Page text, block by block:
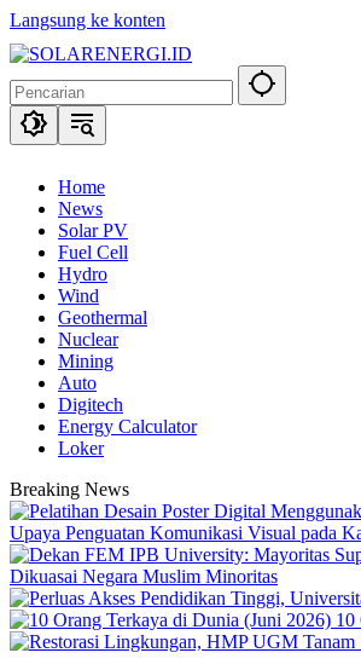
Langsung ke konten
Home
News
Solar PV
Fuel Cell
Hydro
Wind
Geothermal
Nuclear
Mining
Auto
Digitech
Energy Calculator
Loker
Breaking News
Upaya Penguatan Komunikasi Visual pada
Dikuasai Negara Muslim Minoritas
10